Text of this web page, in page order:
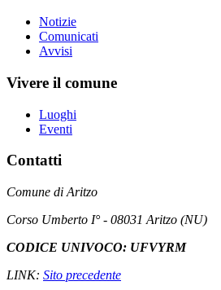
Notizie
Comunicati
Avvisi
Vivere il comune
Luoghi
Eventi
Contatti
Comune di Aritzo
Corso Umberto I° - 08031 Aritzo (NU)
CODICE UNIVOCO: UFVYRM
LINK: Sito precedente